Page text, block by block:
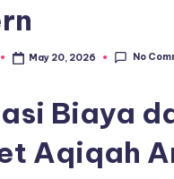
May 20, 2026 No
Biaya
Aqiqah